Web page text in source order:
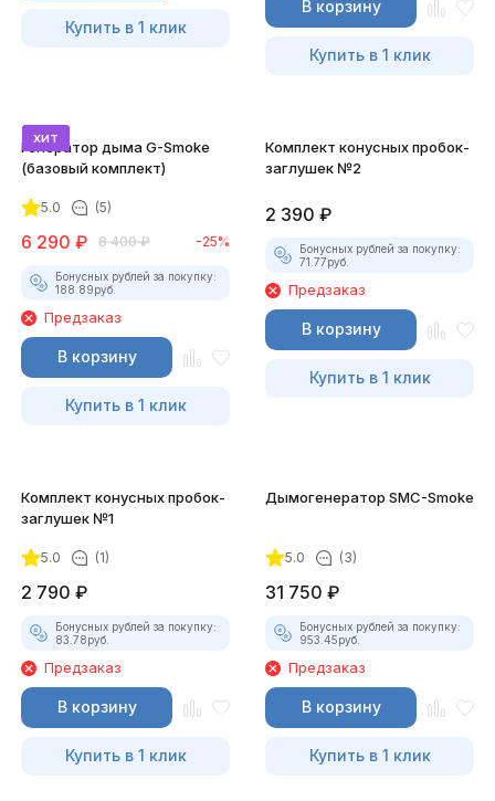
Купить в 1 клик
В корзину
Купить в 1 клик
хит
Генератор дыма G-Smoke
(базовый комплект)
5.0 (5)
6 290 ₽ 8 400 ₽ -25%
Бонусных рублей за покупку:
188.89руб.
Предзаказ
В корзину
Купить в 1 клик
Комплект конусных пробок-
заглушек №2
2 390 ₽
Бонусных рублей за покупку:
71.77руб.
Предзаказ
В корзину
Купить в 1 клик
Комплект конусных пробок-
заглушек №1
5.0 (1)
2 790 ₽
Бонусных рублей за покупку:
83.78руб.
Предзаказ
В корзину
Купить в 1 клик
Дымогенератор SMC-Smoke
5.0 (3)
31 750 ₽
Бонусных рублей за покупку:
953.45руб.
Предзаказ
В корзину
Купить в 1 клик